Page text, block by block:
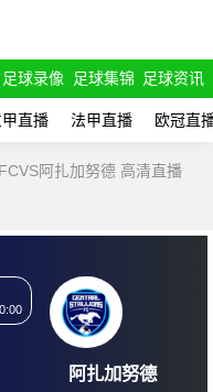
足球录像 足球集锦 足球资讯
甲直播 法甲直播 欧冠直
阿扎加努德 高清直播
30 16:00:00